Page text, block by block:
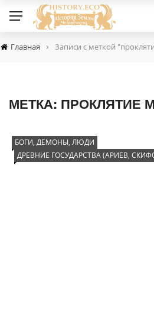
Главная › Записи с меткой
МЕТКА: ПРОКЛЯТИЕ
БОГИ, ДЕМОНЫ, ЛЮДИ
ДРЕВНИЕ ГОСУДАРСТВА (АРИЕВ,